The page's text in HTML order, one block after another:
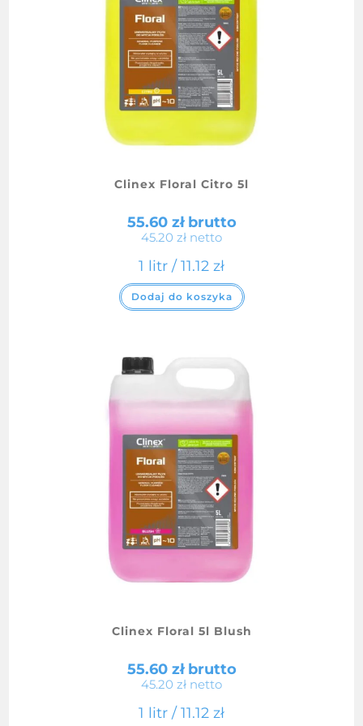
Clinex Floral Citro 5l
55.60 złbrutto
45.20 zł netto
1 litr / 11.12 zł
Dodaj do koszyka
Clinex Floral 5l Blush
55.60 złbrutto
45.20 zł netto
1 litr / 11.12 zł